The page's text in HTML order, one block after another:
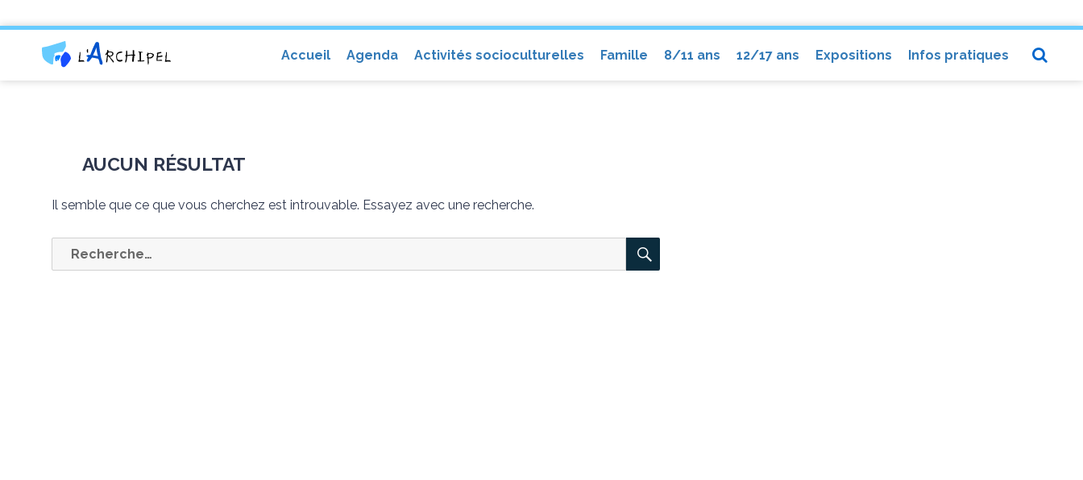
Accueil Agenda Activités socioculturelles Famille 8/11 ans 12/17 ans Expositions Infos pratiques
Centre social et culturel l'Archipel
AUCUN RÉSULTAT
Il semble que ce que vous cherchez est introuvable. Essayez avec une recherche.
Recherche
RECHERCHE